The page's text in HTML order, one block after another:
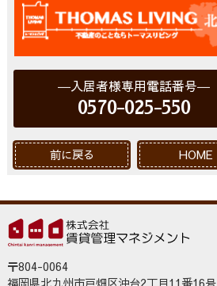
入居者様専用電話番号
0570-025-550
前に戻る HOME
〒804-0064